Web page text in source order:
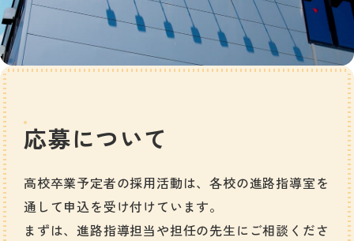
応募について
高校卒業予定者の採用活動は、各校の進路指導室を
通して申込を受け付けています。
まずは、進路指導担当や担任の先生にご相談くださ